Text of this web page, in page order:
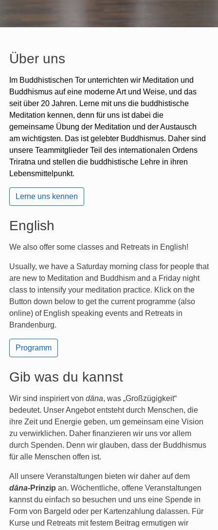
Über uns
Im Buddhistischen Tor unterrichten wir Meditation und
Buddhismus auf eine moderne Art und Weise, und das
seit über 20 Jahren. Lerne mit uns die buddhistische
Meditation kennen, denn für uns ist dabei die
gemeinsame Übung der Meditation und der Austausch
am wichtigsten. Das ist gelebter Buddhismus. Daher sind
unsere Teammitglieder Teil des internationalen Ordens
Triratna und stellen die buddhistische Lehre in ihren
Lebensmittelpunkt.
Lerne uns kennen
English
We also offer some classes and Retreats in English!
Usually, we have a Saturday morning class for people that
are new to Meditation and Buddhism and a Friday night
class to intensify your meditation practice. Klick on the
Button down below to get the current programme (also
online) of English speaking events and Retreats in
Brandenburg.
Programm
Gib was du kannst
Wir sind inspiriert von dāna, was „Großzügigkeit“
bedeutet. Unser Angebot entsteht durch Menschen, die
ihre Zeit und Energie geben, um gemeinsam eine Vision
zu verwirklichen. Daher finanzieren wir uns vor allem
durch Spenden. Denn wir glauben, dass der Buddhismus
für alle Menschen offen ist.
All unsere Veranstaltungen bieten wir daher auf dem
dāna-Prinzip an. Wöchentliche, offene Veranstaltungen
kannst du einfach so besuchen und uns eine Spende in
Form von Bargeld oder per Kartenzahlung dalassen. Für
Kurse und Retreats mit festem Beitrag ermutigen wir